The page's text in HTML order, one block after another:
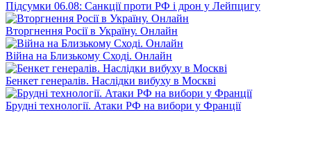
Підсумки 06.08: Санкції проти РФ і дрон у Лейпцигу
Вторгнення Росії в Україну. Онлайн
Війна на Близькому Сході. Онлайн
Бенкет генералів. Наслідки вибуху в Москві
Брудні технології. Атаки РФ на вибори у Франції